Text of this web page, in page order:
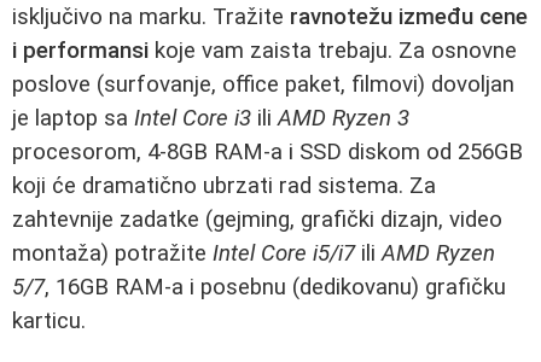
isključivo na marku. Tražite ravnotežu između cene
i performansi koje vam zaista trebaju. Za osnovne
poslove (surfovanje, office paket, filmovi) dovoljan
je laptop sa Intel Core i3 iliAMD Ryzen 3
procesorom, 4-8GB RAM-a i SSD diskom od 256GB
koji će dramatično ubrzati rad sistema. Za
zahtevnije zadatke (gejming, grafički dizajn, video
montaža) potražite Intel Core i5/i7iliAMD Ryzen
5/7, 16GB RAM-a i posebnu (dedikovanu) grafičku
karticu.